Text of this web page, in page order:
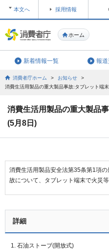
ホーム
本文へ 採用情報
新着情報一覧 報
消費者庁ホーム > お知らせ
>
消費生活用製品の重大製品事故:タブレット端
消費生活用製品の重大製品
(5月8日)
消費生活用製品安全法第35条第1項
故について、タブレット端末で火災
詳細
石油ストーブ(開放式)